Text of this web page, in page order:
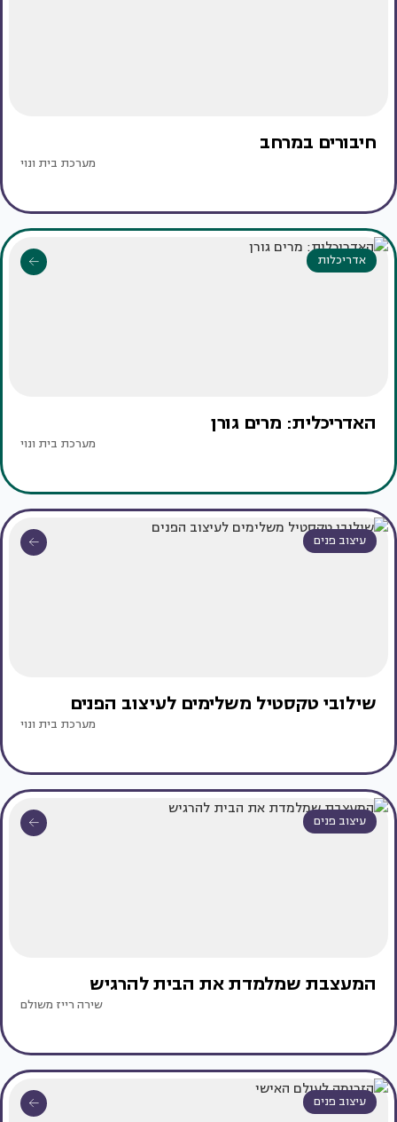
חיבורים במרחב
מערכת בית ונוי
אדריכלות
האדריכלית: מרים גורן
מערכת בית ונוי
עיצוב פנים
שילובי טקסטיל משלימים לעיצוב הפנים
מערכת בית ונוי
עיצוב פנים
המעצבת שמלמדת את הבית להרגיש
שירה רייז משולם
עיצוב פנים